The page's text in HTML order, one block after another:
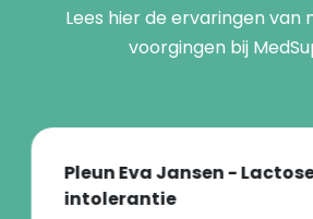
Lees hier de ervaringen van
voorgingen bij
Pleun Eva Jansen -
intolerantie